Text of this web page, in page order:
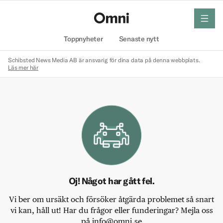
Toppnyheter Senaste nytt
meny
Schibsted News Media AB är ansvarig för dina data på denna webbplats.
Läs mer här
Oj! Något har gått fel.
Vi ber om ursäkt och försöker åtgärda problemet så snart
vi kan, håll ut! Har du frågor eller funderingar? Mejla oss